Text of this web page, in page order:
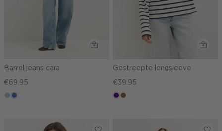
Barrel jeans cara
€69.95
blauw,
blauw,
Gestreepte longsleeve
€39.95
indigo
deepmocca